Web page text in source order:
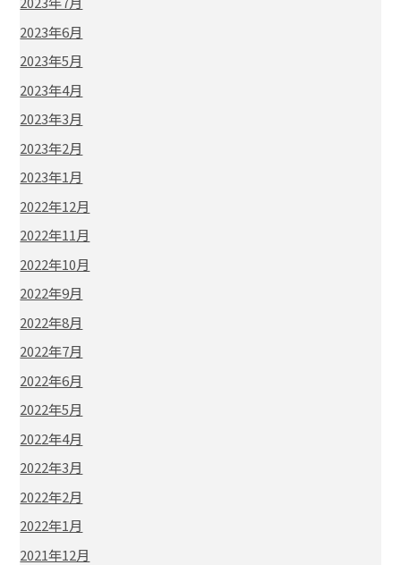
2023年6月
2023年5月
2023年4月
2023年3月
2023年2月
2023年1月
2022年12月
2022年11月
2022年10月
2022年9月
2022年8月
2022年7月
2022年6月
2022年5月
2022年4月
2022年3月
2022年2月
2022年1月
2021年12月